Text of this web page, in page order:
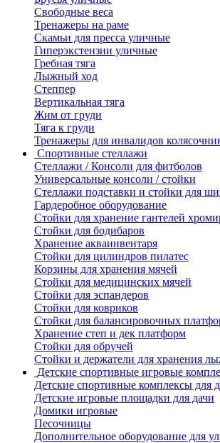
Свободные веса
Тренажеры на раме
Скамьи для пресса уличные
Гиперэкстензии уличные
Гребная тяга
Лыжный ход
Степпер
Вертикальная тяга
Жим от груди
Тяга к груди
Тренажеры для инвалидов
Спортивные стеллажи
Стеллажи / Консоли для фитболов
Универсальные консоли / стойки
Стеллажи подставки и стойки для
Гардеробное оборудование
Стойки для хранение гантелей
Стойки для бодибаров
Хранение акваинвентаря
Стойки для цилиндров пилатес
Корзины для хранения мячей
Стойки для медицинских мячей
Стойки для эспандеров
Стойки для ковриков
Стойки для балансировочных
Хранение степ и дек платформ
Стойки для обручей
Стойки и держатели для хранения
Детские спортивные игровые
Детские спортивные комплексы для
Детские игровые площадки для дачи
Домики игровые
Песочницы
Дополнительное оборудование для